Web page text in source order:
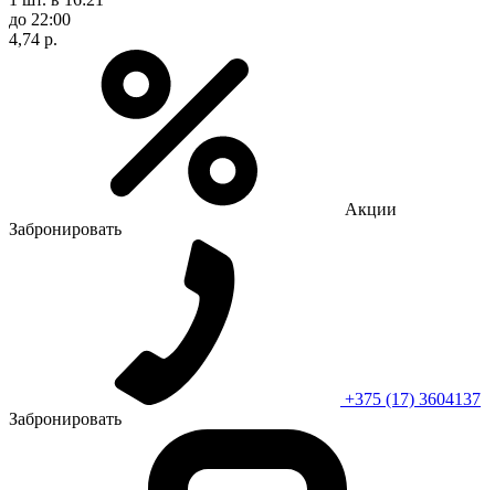
до 22:00
4,74 р.
Акции
Забронировать
+375 (17) 3604137
Забронировать